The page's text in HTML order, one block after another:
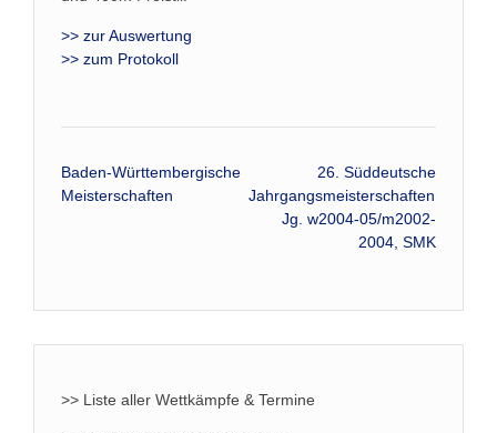
>> zur Auswertung
>> zum Protokoll
Beitrags-
Navigation
Baden-Württembergische
Meisterschaften
26. Süddeutsche
Jahrgangsmeisterschaften,
Jg. w2004-05/m2002-
2004, SMK
>> Liste aller Wettkämpfe & Termine